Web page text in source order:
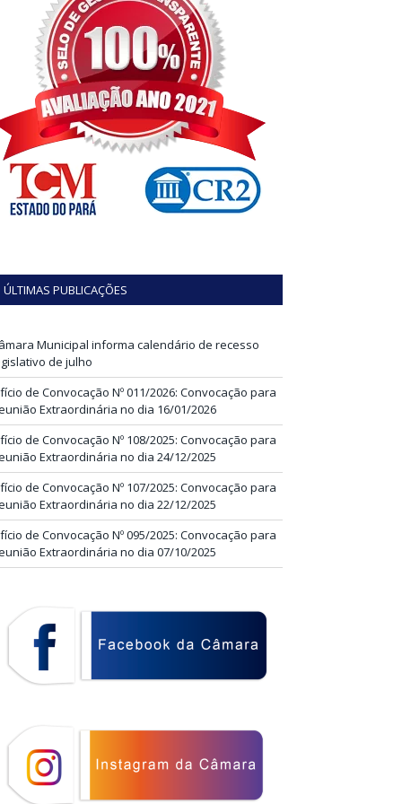
ÚLTIMAS PUBLICAÇÕES
Municipal informa calendário de recesso
de julho
de Convocação Nº 011/2026: Convocação para
Extraordinária no dia 16/01/2026
de Convocação Nº 108/2025: Convocação para
Extraordinária no dia 24/12/2025
de Convocação Nº 107/2025: Convocação para
Extraordinária no dia 22/12/2025
de Convocação Nº 095/2025: Convocação para
Extraordinária no dia 07/10/2025